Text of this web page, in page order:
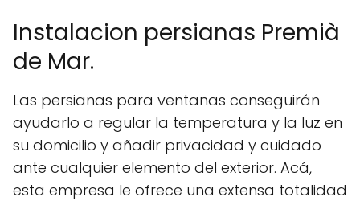
Instalacion persianas Premià
de Mar.
Las persianas para ventanas conseguirán
ayudarlo a regular la temperatura y la luz en
su domicilio y añadir privacidad y cuidado
ante cualquier elemento del exterior. Acá,
esta empresa le ofrece una extensa totalidad